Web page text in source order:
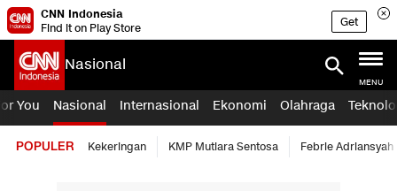
CNN Indonesia
Find it on Play Store
Get
Nasional
MENU
You Nasional Internasional Ekonomi Olahraga
POPULER Kekeringan KMP Mutiara Sentosa Febrie Adriansyah